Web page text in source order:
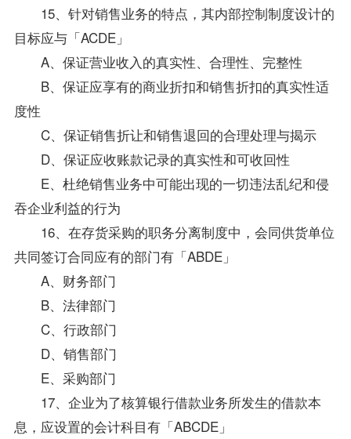
15、针对销售业务的特点，其内部控制制度设计的
目标应与「ACDE」
A、保证营业收入的真实性、合理性、完整性
B、保证应享有的商业折扣和销售折扣的真实性适
度性
C、保证销售折让和销售退回的合理处理与揭示
D、保证应收账款记录的真实性和可收回性
E、杜绝销售业务中可能出现的一切违法乱纪和侵
吞企业利益的行为
16、在存货采购的职务分离制度中，会同供货单位
共同签订合同应有的部门有「ABDE」
A、财务部门
B、法律部门
C、行政部门
D、销售部门
E、采购部门
17、企业为了核算银行借款业务所发生的借款本
息，应设置的会计科目有「ABCDE」